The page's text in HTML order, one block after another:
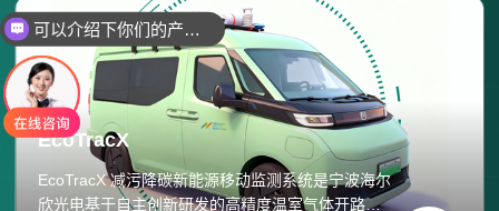
EcoTracX
EcoTracX 减污降碳新能源移动监测系统是宁波海尔
欣光电基于自主创新研发的高精度温室气体开路分